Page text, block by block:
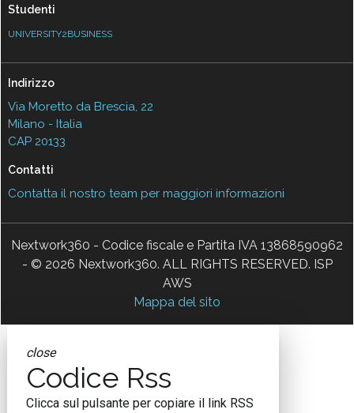
Studenti
UNIVERSITY2BUSINESS
Indirizzo
Via Moretto da Brescia, 22
Milano - Italia
CAP 20133
Contatti
Contatta il nostro team per maggiori informazioni
Nextwork360 - Codice fiscale e Partita IVA 13868590962
- © 2026 Nextwork360. ALL RIGHTS RESERVED. ISP
AWS
Mappa del sito
close
Codice Rss
Clicca sul pulsante per copiare il link RSS